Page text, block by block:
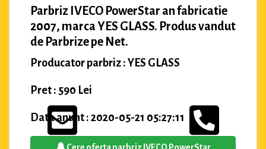
Parbriz IVECO PowerStar an fabricatie
2007, marca YES GLASS. Produs vandut
de Parbrize pe Net.
Producator parbriz : YES GLASS
Pret : 590 Lei
Data anunt : 2020-05-21 05:27:11